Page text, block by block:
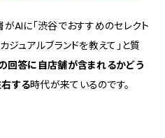
AIに「渋谷でおすすめのセレクト
ジュアルブランドを教えて」と質
回答に自店舗が含まれるかどう
する時代が来ているのです。